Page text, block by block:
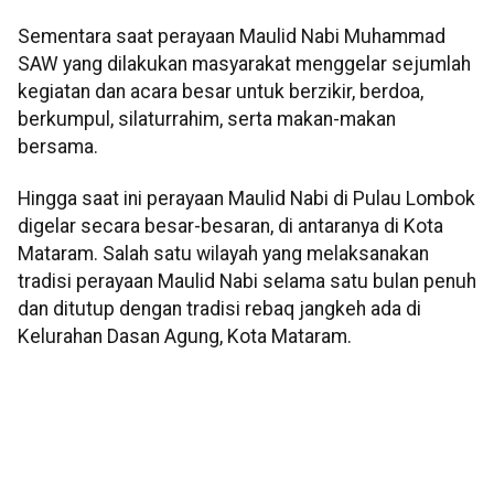
Sementara saat perayaan Maulid Nabi Muhammad
SAW yang dilakukan masyarakat menggelar sejumlah
kegiatan dan acara besar untuk berzikir, berdoa,
berkumpul, silaturrahim, serta makan-makan
bersama.
Hingga saat ini perayaan Maulid Nabi di Pulau Lombok
digelar secara besar-besaran, di antaranya di Kota
Mataram. Salah satu wilayah yang melaksanakan
tradisi perayaan Maulid Nabi selama satu bulan penuh
dan ditutup dengan tradisi rebaq jangkeh ada di
Kelurahan Dasan Agung, Kota Mataram.